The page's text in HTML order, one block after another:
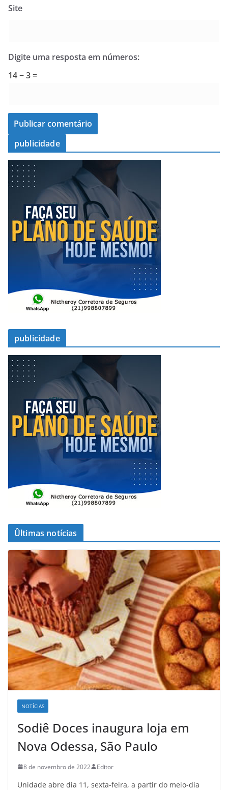
Site
Digite uma resposta em números:
14 − 3 =
publicidade
publicidade
Ûltimas notícias
NOTÍCIAS
Sodiê Doces inaugura loja em
Nova Odessa, São Paulo
8 de novembro de 2022 Editor
Unidade abre dia 11, sexta-feira, a partir do meio-dia